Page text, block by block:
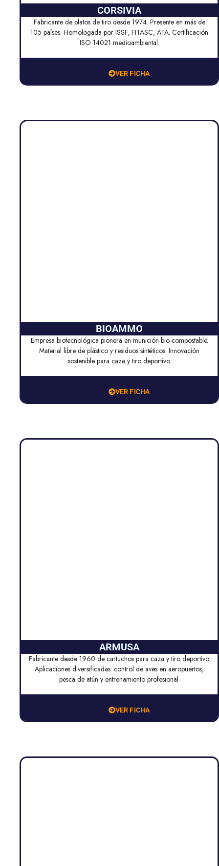
CORSIVIA
Fabricante de platos de tiro desde 1974. Presente en más de
105 países. Homologada por ISSF, FITASC, ATA. Certificación
ISO 14021 medioambiental.
VER FICHA
BIOAMMO
Empresa biotecnológica pionera en munición bio-compostable.
Material libre de plástico y residuos sintéticos. Innovación
sostenible para caza y tiro deportivo.
VER FICHA
ARMUSA
Fabricante desde 1960 de cartuchos para caza y tiro deportivo.
Aplicaciones diversificadas: control de aves en aeropuertos,
pesca de atún y entrenamiento profesional.
VER FICHA